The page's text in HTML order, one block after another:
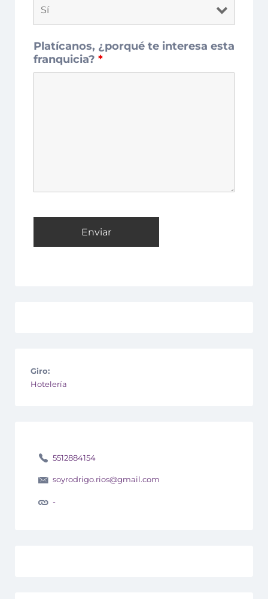
Platícanos, ¿porqué te interesa esta
franquicia? *
Giro:
Hotelería
5512884154
soyrodrigo.rios@gmail.com
-